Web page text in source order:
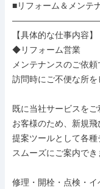
■リフォーム＆メンテ
【具体的な仕事内容】
◆リフォーム営業
メンテナンスのご依
訪問時にご不便な所を
既に当社サービスを
お客様のため、新規飛
提案ツールとして各種
スムーズにご案内でき
修理・開栓・点検・